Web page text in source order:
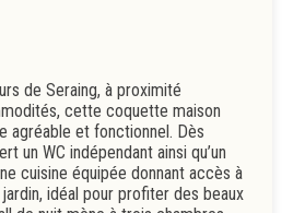
de Seraing, à proximité
cette coquette maison
agréable et fonctionnel. Dès
un WC indépendant ainsi qu’un
cuisine équipée donnant accès à
idéal pour profiter des beaux